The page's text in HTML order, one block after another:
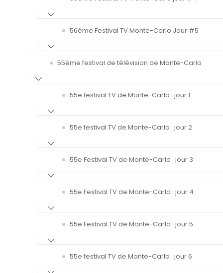
56ème Festival TV Monte-Carlo Jour #5
55ème festival de télévision de Monte-Carlo
55e festival TV de Monte-Carlo : jour 1
55e festival TV de Monte-Carlo : jour 2
55e Festival TV de Monte-Carlo : jour 3
55e Festival TV de Monte-Carlo : jour 4
55e Festival TV de Monte-Carlo : jour 5
55e festival TV de Monte-Carlo : jour 6